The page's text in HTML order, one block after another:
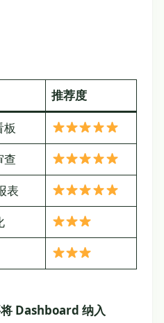
推荐度
板
查
表
Dashboard 纳入